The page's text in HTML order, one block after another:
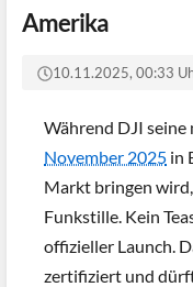
Amerika
10.11.2025, 00:33
Während DJI
November 2025 in
Markt bringen
Funkstille. Kein
offizieller Launch.
zertifiziert und